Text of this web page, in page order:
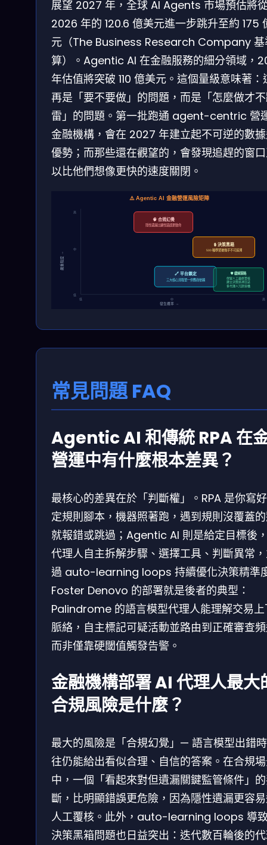
展望 2027 年，全球 AI Agents 市場預估將
2026 年的 120.6 億美元進一步跳升至約 175
元（The Business Research Company 基
算）。Agentic AI 在金融服務的細分領域，
年估值將突破 110 億美元。這個量級意味著：
再是「要不要做」的問題，而是「怎麼做才
雷」的問題。第一批跑通 agent-centric 營
金融機構，會在 2027 年建立起不可逆的數
優勢；而那些還在觀望的，會發現追趕的窗
以比他們想像更快的速度關閉。
⚠️ Agentic AI 金融營運風險矩陣
發生概率 →
嚴重程度 →
低 中 高
低
中
高
🧠 合規幻覺
隱性遺漏比顯性錯誤更致命
🔒 決策黑箱
500 輪學習後幾乎不可追溯
🔗 平台鎖定
三大核心流程單一供應商依賴
🛡️ 緩解策略
保留人工最終簽核
建立決策追溯日誌
多代理人冗餘架構
常見問題 FAQ
Agentic AI 和傳統 RPA 在
營運中有什麼根本差異？
最核心的差異在於「判斷權」。RPA 是你寫
定規則腳本，機器照著跑，遇到規則沒覆蓋
就報錯或跳過；Agentic AI 則是給定目標後
代理人自主拆解步驟、選擇工具、判斷異常
過 auto-learning loops 持續優化決策精準
Foster Denovo 的部署就是後者的典型：
Palindrome 的語言模型代理人能理解交易
脈絡，自主標記可疑活動並路由到正確審查
而非僅靠硬閾值觸發告警。
金融機構部署 AI 代理人最大
合規風險是什麼？
最大的風險是「合規幻覺」— 語言模型出錯
往仍能給出看似合理、自信的答案。在合規
中，一個「看起來對但遺漏關鍵監管條件」
斷，比明顯錯誤更危險，因為隱性遺漏更容
人工覆核。此外，auto-learning loops 導
決策黑箱問題也日益突出：迭代數百輪後的